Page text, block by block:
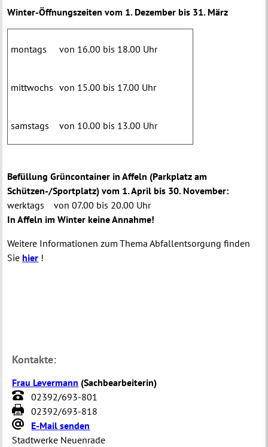
Winter-Öffnungszeiten vom 1. Dezember bis 31. März
montags von 16.00 bis 18.00 Uhr
mittwochs von 15.00 bis 17.00 Uhr
samstags von 10.00 bis 13.00 Uhr
Befüllung Grüncontainer in Affeln (Parkplatz am
Schützen-/Sportplatz) vom 1. April bis 30. November:
werktags von 07.00 bis 20.00 Uhr
In Affeln im Winter keine Annahme!
Weitere Informationen zum Thema Abfallentsorgung finden
Siehier !
Kontakte:
Frau Levermann (Sachbearbeiterin)
02392/693-801
02392/693-818
E-Mail senden
Stadtwerke Neuenrade